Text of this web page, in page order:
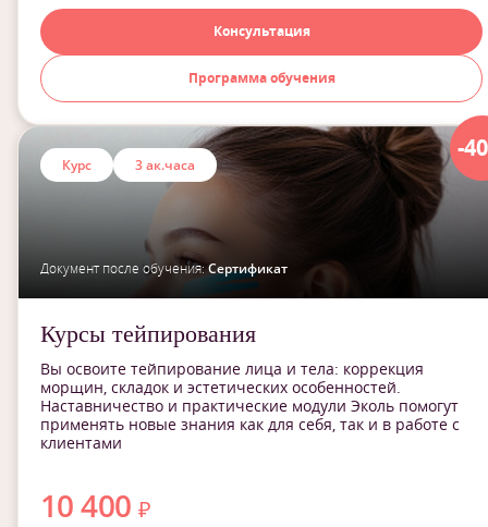
Консультация
Программа обучения
-
Курс 3 ак.часа
Документ после обучения:Сертификат
Курсы тейпирования
Вы освоите тейпирование лица и тела: коррекция
морщин, складок и эстетических особенностей.
Наставничество и практические модули Эколь помогут
применять новые знания как для себя, так и в работе с
клиентами
10 400₽